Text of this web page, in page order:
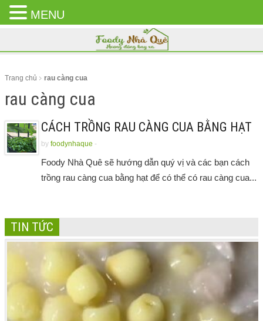
CLOSE
MENU
Trang chủ rau càng cua
rau càng cua
CÁCH TRỒNG RAU CÀNG CUA BẰNG HẠT
by foodynhaque -
Foody Nhà Quê sẽ hướng dẫn quý vị và các bạn cách
trồng rau càng cua bằng hạt để có thể có rau càng cua...
TIN TỨC
MENU